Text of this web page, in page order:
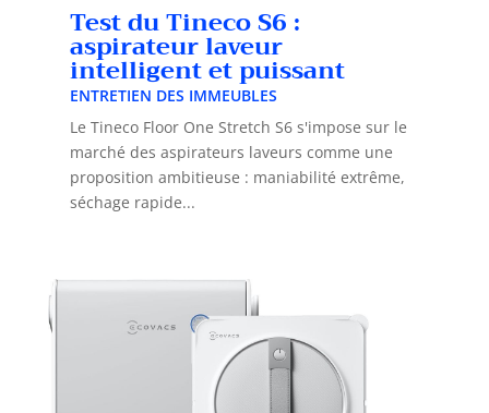
Test du Tineco S6 :
aspirateur laveur
intelligent et puissant
ENTRETIEN DES IMMEUBLES
Le Tineco Floor One Stretch S6 s'impose sur le
marché des aspirateurs laveurs comme une
proposition ambitieuse : maniabilité extrême,
séchage rapide...